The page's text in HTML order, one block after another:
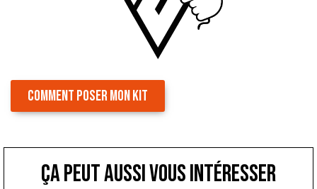
COMMENT POSER MON KIT
ça peut aussi vous intéresser